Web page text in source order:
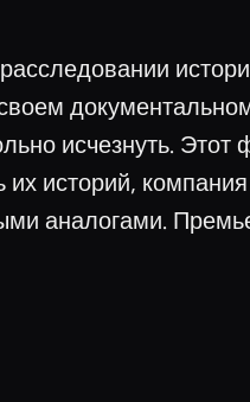
своем
исчезнуть. Этот
историй,
аналогами.